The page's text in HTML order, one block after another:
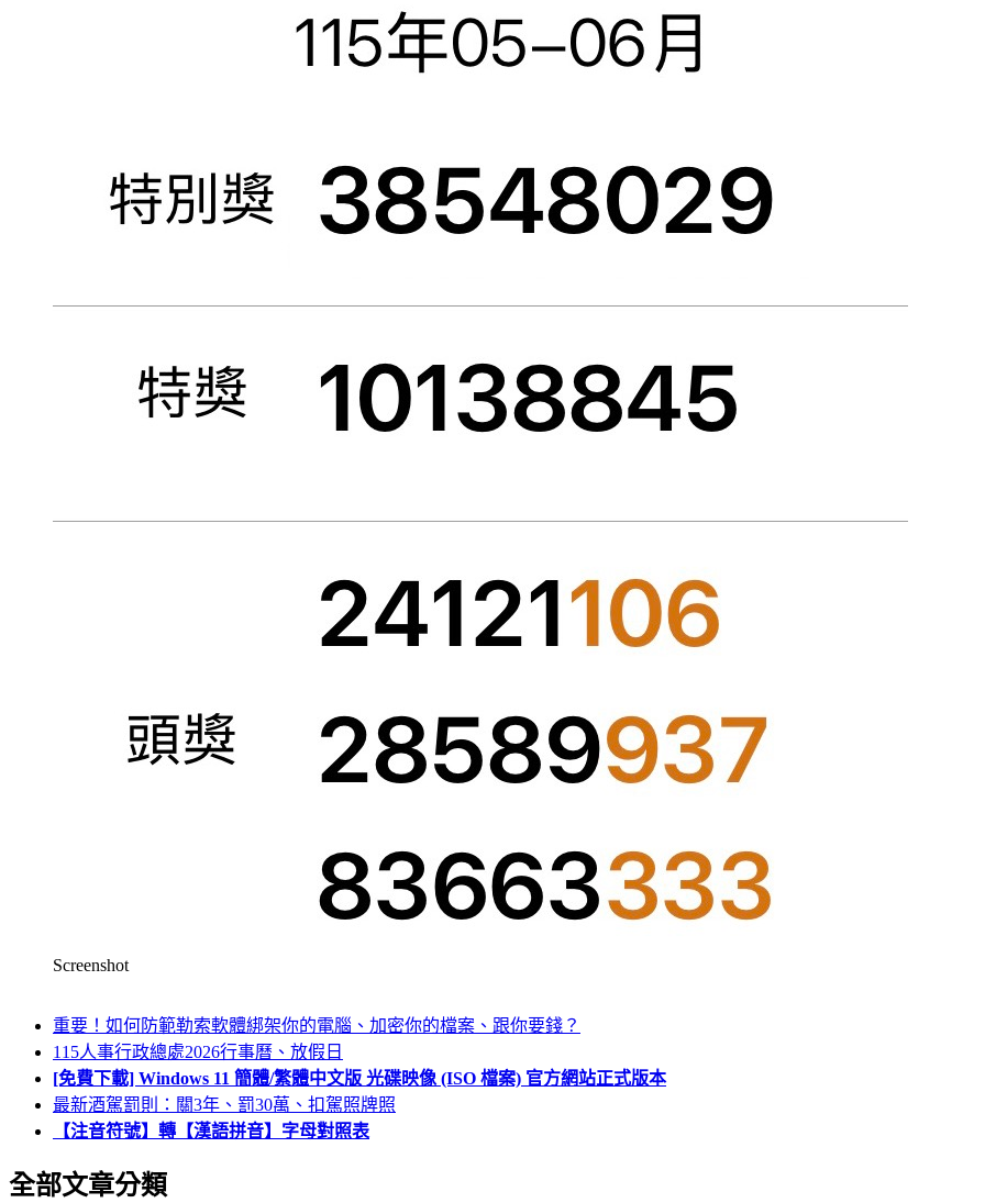
Screenshot
重要！如何防範勒索軟體綁架你的電腦、加密你的檔案、跟你要錢？
115人事行政總處2026行事曆、放假日
[免費下載] Windows 11 簡體/繁體中文版 光碟映像 (ISO 檔案) 官方網站正式版本
最新酒駕罰則：關3年、罰30萬、扣駕照牌照
【注音符號】轉【漢語拼音】字母對照表
全部文章分類